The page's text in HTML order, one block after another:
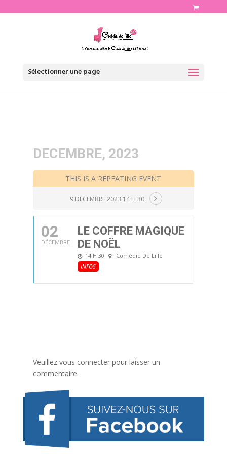
Sélectionner une page
DECEMBRE, 2023
THIS IS A REPEATING EVENT
9 DECEMBRE 2023 14 H 30
02
DÉCEMBRE
LE COFFRE MAGIQUE
DE NOËL
14 H 30
Comédie De Lille
INFOS
Veuillez vous connecter pour laisser un
commentaire.